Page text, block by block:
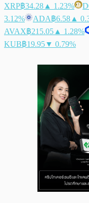
XRP฿34.28 ▲ 1.23%
3.12%
ADA฿6.58 ▲
AVAX฿215.05 ▲ 1.28%
KUB฿19.95▼ 0.79%